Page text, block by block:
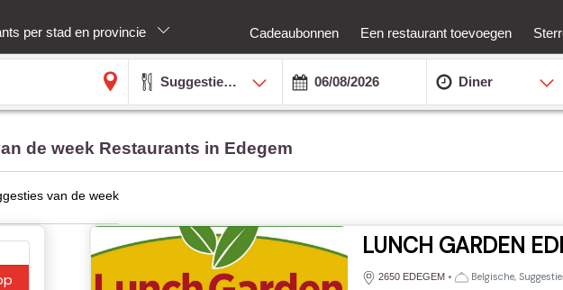
per stad en provincie Cadeaubonnen Een restaurant toevoegen
Suggesties van de week Diner
de week Restaurants in Edegem
van de week
LUNCH GARDEN
2650 EDEGEM • Belgische,